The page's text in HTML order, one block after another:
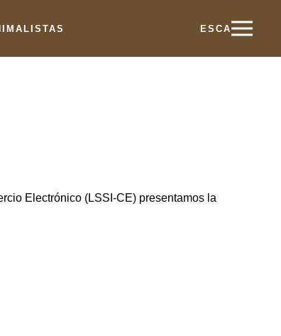
ES CA
Electrónico (LSSI-CE) presentamos la